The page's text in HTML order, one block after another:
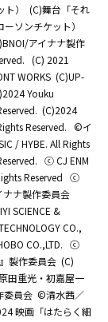
）
(C)舞台「それ
ソンチケット）
アイナナ製作
(C) 2021
WORKS (C)UP-
Youku
(C)2024
Reserved. ©イ
/ HYBE. All Rights
ⓒ CJ ENM
Reserved ⓒ
ナナ製作委員会
SCIENCE &
CO.,
CO.,LTD. ⓒ
製作委員会 (C)
田重光・初嘉屋一
委員会 ©清水茜／
映画「はたらく細